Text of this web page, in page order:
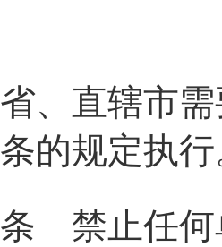
直辖市需
的规定执
禁止任何